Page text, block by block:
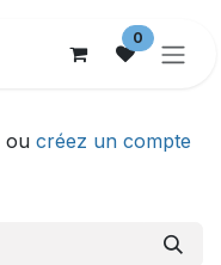
0
ou créez un compte